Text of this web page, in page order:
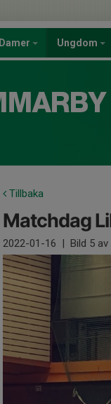
Damer Ungdom
Tillbaka
Matchdag
2022-01-16 | Bild 5 av